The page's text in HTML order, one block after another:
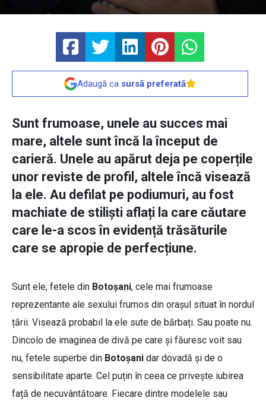
Adaugă ca sursă preferată
Sunt frumoase, unele au succes mai
mare, altele sunt încă la început de
carieră. Unele au apărut deja pe coperțile
unor reviste de profil, altele încă visează
la ele. Au defilat pe podiumuri, au fost
machiate de stiliști aflați la care căutare
care le-a scos în evidență trăsăturile
care se apropie de perfecțiune.
Sunt ele, fetele din Botoșani, cele mai frumoase
reprezentante ale sexului frumos din orașul situat în nordul
țării. Visează probabil la ele sute de bărbați. Sau poate nu.
Dincolo de imaginea de divă pe care și făuresc voit sau
nu, fetele superbe din Botoșani dar dovadă și de o
sensibilitate aparte. Cel puțin în ceea ce privește iubirea
față de necuvântătoare. Fiecare dintre modelele sau